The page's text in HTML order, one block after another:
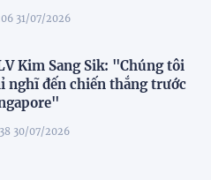
31/07/2026
Kim Sang Sik: "Chúng tôi
nghĩ đến chiến thắng trước
30/07/2026